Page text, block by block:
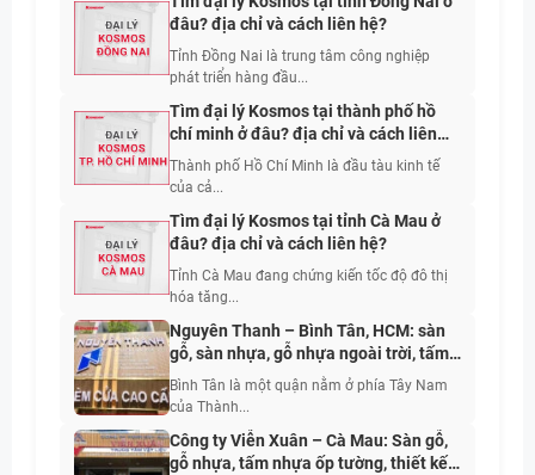
đâu? địa chỉ và cách liên hệ?
Tỉnh Đồng Nai là trung tâm công nghiệp
phát triển hàng đầu...
Tìm đại lý Kosmos tại thành phố hồ
chí minh ở đâu? địa chỉ và cách liên
hệ?
Thành phố Hồ Chí Minh là đầu tàu kinh tế
của cả...
Tìm đại lý Kosmos tại tỉnh Cà Mau ở
đâu? địa chỉ và cách liên hệ?
Tỉnh Cà Mau đang chứng kiến tốc độ đô thị
hóa tăng...
Nguyên Thanh – Bình Tân, HCM: sàn
gỗ, sàn nhựa, gỗ nhựa ngoài trời, tấm
ốp nhựa, tấm ốp than tre, giấy dán
tường, rèm cửa
Bình Tân là một quận nằm ở phía Tây Nam
của Thành...
Công ty Viễn Xuân – Cà Mau: Sàn gỗ,
gỗ nhựa, tấm nhựa ốp tường, thiết kế